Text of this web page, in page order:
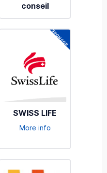
conseil
SWISS LIFE
More info